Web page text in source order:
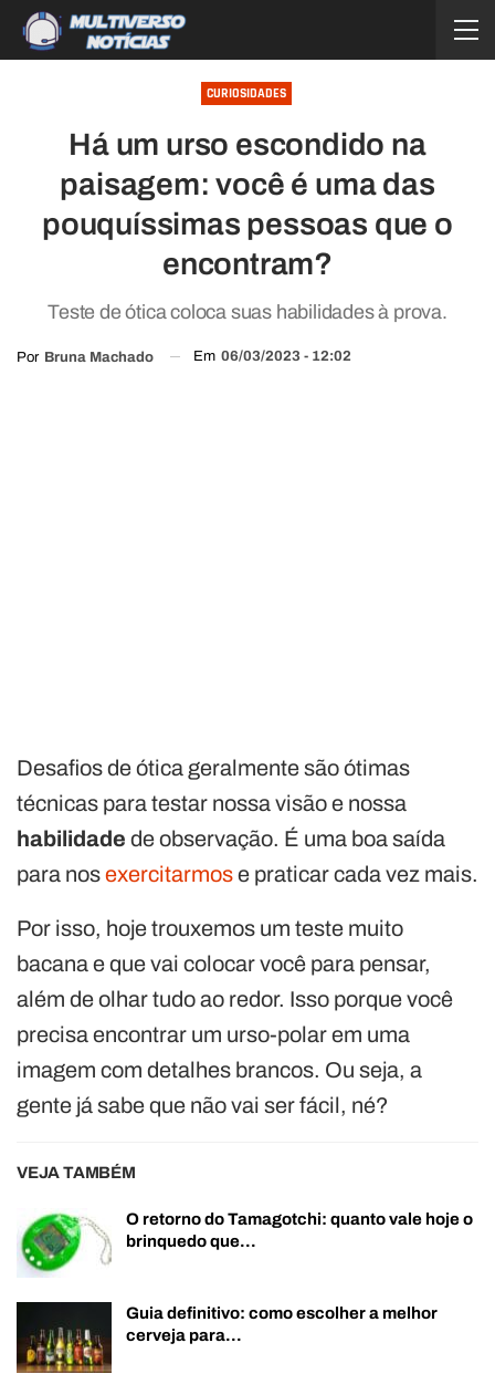
CURIOSIDADES
Há um urso escondido na
paisagem: você é uma das
pouquíssimas pessoas que o
encontram?
Teste de ótica coloca suas habilidades à prova.
Por Bruna Machado Em 06/03/2023 - 12:02
Desafios de ótica geralmente são ótimas
técnicas para testar nossa visão e nossa
habilidade de observação. É uma boa saída
para nosexercitarmose praticar cada vez mais.
Por isso, hoje trouxemos um teste muito
bacana e que vai colocar você para pensar,
além de olhar tudo ao redor. Isso porque você
precisa encontrar um urso-polar em uma
imagem com detalhes brancos. Ou seja, a
gente já sabe que não vai ser fácil, né?
VEJA TAMBÉM
O retorno do Tamagotchi: quanto vale hoje o
brinquedo que…
Guia definitivo: como escolher a melhor
cerveja para…